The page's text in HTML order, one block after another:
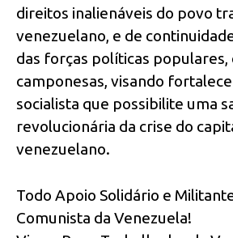
direitos inalienáveis do povo
venezuelano, e de
das forças políticas populares,
camponesas, visando
socialista que possibilite uma
revolucionária da crise do
venezuelano.
Todo Apoio Solidário e
Comunista da Venezuela!